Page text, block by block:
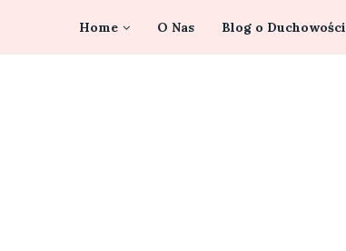
Home O Nas Blog o Duchowości